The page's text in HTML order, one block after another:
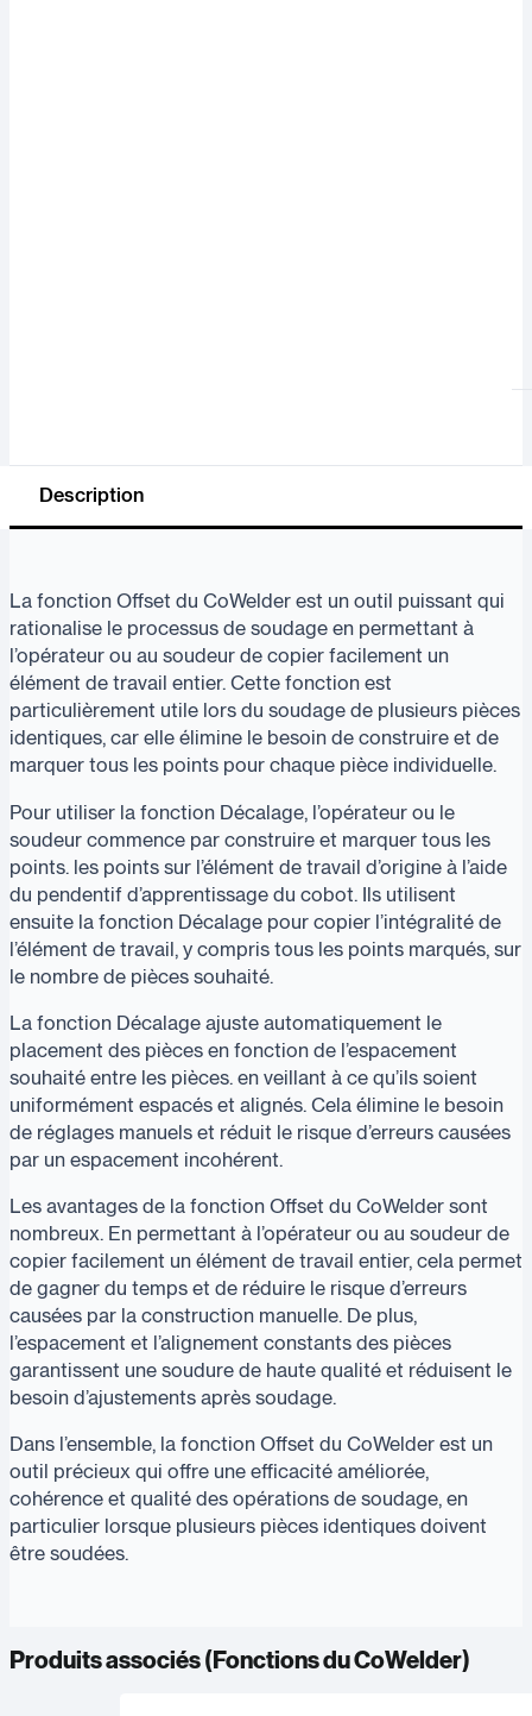
Description
La fonction Offset du CoWelder est un outil puissant qui
rationalise le processus de soudage en permettant à
l’opérateur ou au soudeur de copier facilement un
élément de travail entier. Cette fonction est
particulièrement utile lors du soudage de plusieurs pièces
identiques, car elle élimine le besoin de construire et de
marquer tous les points pour chaque pièce individuelle.
Pour utiliser la fonction Décalage, l’opérateur ou le
soudeur commence par construire et marquer tous les
points. les points sur l’élément de travail d’origine à l’aide
du pendentif d’apprentissage du cobot. Ils utilisent
ensuite la fonction Décalage pour copier l’intégralité de
l’élément de travail, y compris tous les points marqués, sur
le nombre de pièces souhaité.
La fonction Décalage ajuste automatiquement le
placement des pièces en fonction de l’espacement
souhaité entre les pièces. en veillant à ce qu’ils soient
uniformément espacés et alignés. Cela élimine le besoin
de réglages manuels et réduit le risque d’erreurs causées
par un espacement incohérent.
Les avantages de la fonction Offset du CoWelder sont
nombreux. En permettant à l’opérateur ou au soudeur de
copier facilement un élément de travail entier, cela permet
de gagner du temps et de réduire le risque d’erreurs
causées par la construction manuelle. De plus,
l’espacement et l’alignement constants des pièces
garantissent une soudure de haute qualité et réduisent le
besoin d’ajustements après soudage.
Dans l’ensemble, la fonction Offset du CoWelder est un
outil précieux qui offre une efficacité améliorée,
cohérence et qualité des opérations de soudage, en
particulier lorsque plusieurs pièces identiques doivent
être soudées.
Produits associés ( Fonctions du CoWelder)